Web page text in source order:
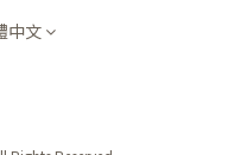
中文